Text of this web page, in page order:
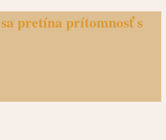
pretína prítomnosť s